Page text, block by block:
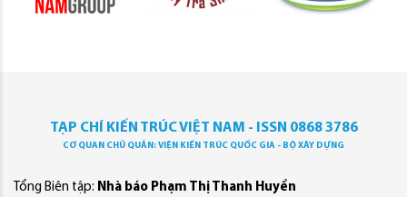
TẠP CHÍ KIẾN TRÚC VIỆT NAM - ISSN 0868 3786
CƠ QUAN CHỦ QUẢN: VIỆN KIẾN TRÚC QUỐC GIA - BỘ XÂY DỰNG
Tổng Biên tập: Nhà báo Phạm Thị Thanh Huyền